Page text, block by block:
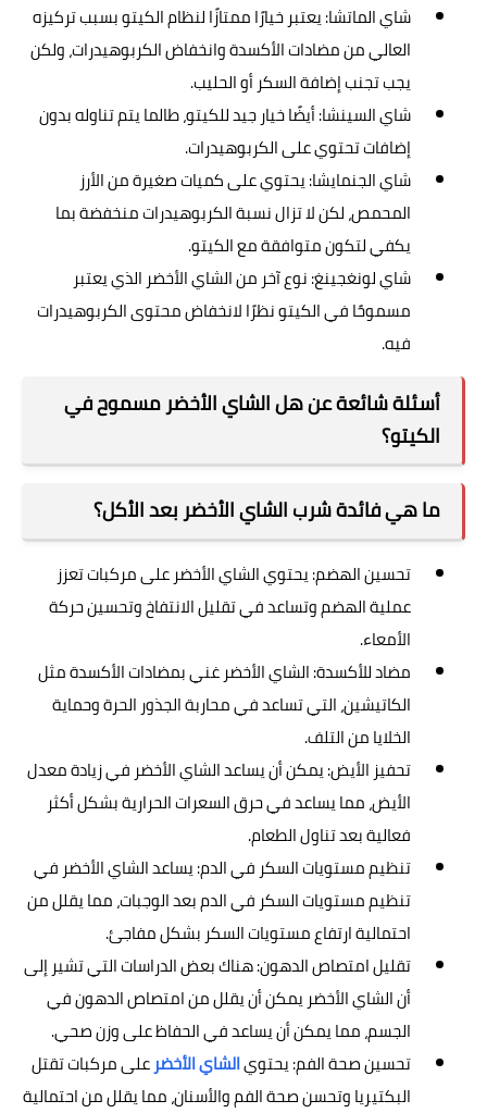
شاي الماتشا: يعتبر خيارًا ممتازًا لنظام الكيتو بسبب تركيزه
العالي من مضادات الأكسدة وانخفاض الكربوهيدرات، ولكن
يجب تجنب إضافة السكر أو الحليب.
شاي السينشا: أيضًا خيار جيد للكيتو، طالما يتم تناوله بدون
إضافات تحتوي على الكربوهيدرات.
شاي الجنمايشا: يحتوي على كميات صغيرة من الأرز
المحمص، لكن لا تزال نسبة الكربوهيدرات منخفضة بما
يكفي لتكون متوافقة مع الكيتو.
شاي لونغجينغ: نوع آخر من الشاي الأخضر الذي يعتبر
مسموحًا في الكيتو نظرًا لانخفاض محتوى الكربوهيدرات
فيه.
أسئلة شائعة عن هل الشاي الأخضر مسموح في
الكيتو؟
ما هي فائدة شرب الشاي الأخضر بعد الأكل؟
تحسين الهضم: يحتوي الشاي الأخضر على مركبات تعزز
عملية الهضم وتساعد في تقليل الانتفاخ وتحسين حركة
الأمعاء.
مضاد للأكسدة: الشاي الأخضر غني بمضادات الأكسدة مثل
الكاتيشين، التي تساعد في محاربة الجذور الحرة وحماية
الخلايا من التلف.
تحفيز الأيض: يمكن أن يساعد الشاي الأخضر في زيادة معدل
الأيض، مما يساعد في حرق السعرات الحرارية بشكل أكثر
فعالية بعد تناول الطعام.
تنظيم مستويات السكر في الدم: يساعد الشاي الأخضر في
تنظيم مستويات السكر في الدم بعد الوجبات، مما يقلل من
احتمالية ارتفاع مستويات السكر بشكل مفاجئ.
تقليل امتصاص الدهون: هناك بعض الدراسات التي تشير إلى
أن الشاي الأخضر يمكن أن يقلل من امتصاص الدهون في
الجسم، مما يمكن أن يساعد في الحفاظ على وزن صحي.
تحسين صحة الفم: يحتويالشاي الأخضرعلى مركبات تقتل
البكتيريا وتحسن صحة الفم والأسنان، مما يقلل من احتمالية